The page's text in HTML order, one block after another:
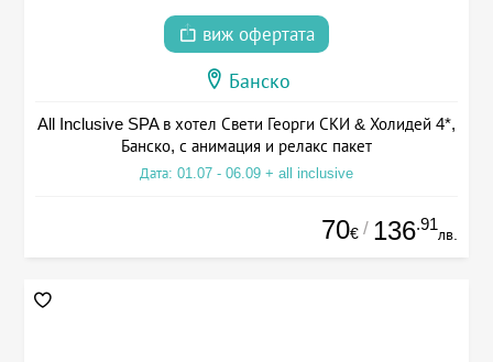
виж офертата
Банско
All Inclusive SPA в хотел Свети Георги СКИ & Холидей 4*,
Банско, с анимация и релакс пакет
Дата: 01.07 - 06.09 + all inclusive
70€ / 136.91
лв.